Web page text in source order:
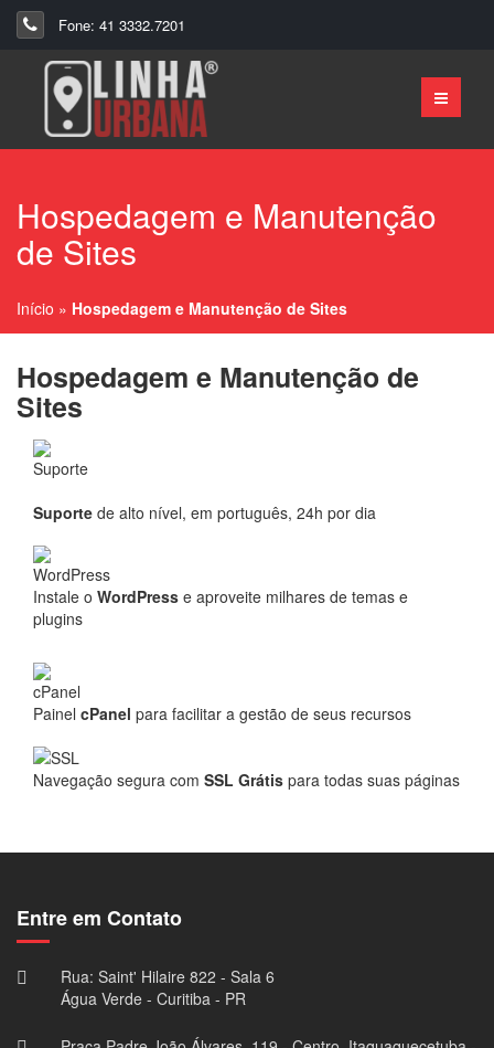
Fone: 41 3332.7201
Hospedagem e Manutenção
de Sites
Início » Hospedagem e Manutenção de Sites
Hospedagem e Manutenção de
Sites
Suporte de alto nível, em português, 24h por dia
Instale o WordPress e aproveite milhares de temas e
plugins
Painel cPanel para facilitar a gestão de seus recursos
Navegação segura com SSL Grátis para todas suas páginas
Entre em Contato
Rua: Saint' Hilaire 822 - Sala 6
Água Verde - Curitiba - PR